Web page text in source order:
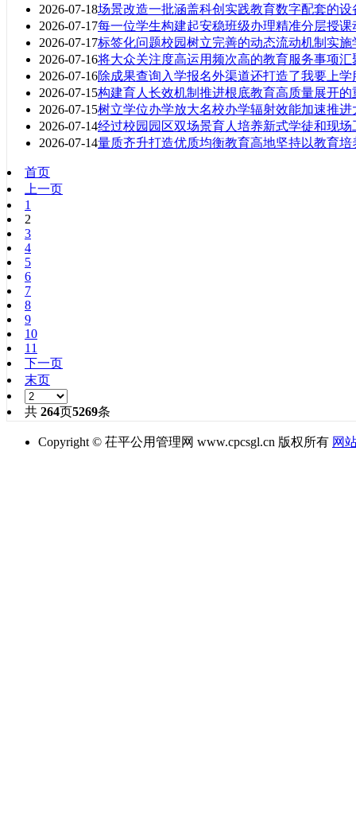
2026-07-18场景改造一批涵盖科创实践教育数字配套的
2026-07-17每一位学生构建起安稳班级办理精准分层授课
2026-07-17标签化问题校园树立完善的动态流动机制实施
2026-07-16将大众关注度高运用频次高的教育服务事项汇
2026-07-16除成果查询入学报名外渠道还打造了我要上学
2026-07-15构建育人长效机制推进根底教育高质量展开的
2026-07-15树立学位办学放大名校办学辐射效能加速推进
2026-07-14经过校园园区双场景育人培养新式学徒和现场
2026-07-14量质齐升打造优质均衡教育高地坚持以教育培
首页
上一页
1
2
3
4
5
6
7
8
9
10
11
下一页
末页
共 264页5269条
Copyright © 茌平公用管理网 www.cpcsgl.cn 版权所有 网